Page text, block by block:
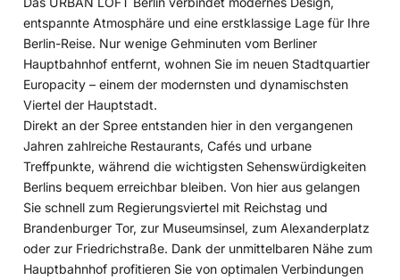
entspannte Atmosphäre und eine erstklassige Lage für Ihre
Berlin-Reise. Nur wenige Gehminuten vom Berliner
Hauptbahnhof entfernt, wohnen Sie im neuen Stadtquartier
Europacity – einem der modernsten und dynamischsten
Viertel der Hauptstadt.
Direkt an der Spree entstanden hier in den vergangenen
Jahren zahlreiche Restaurants, Cafés und urbane
Treffpunkte, während die wichtigsten Sehenswürdigkeiten
Berlins bequem erreichbar bleiben. Von hier aus gelangen
Sie schnell zum Regierungsviertel mit Reichstag und
Brandenburger Tor, zur Museumsinsel, zum Alexanderplatz
oder zur Friedrichstraße. Dank der unmittelbaren Nähe zum
Hauptbahnhof profitieren Sie von optimalen Verbindungen